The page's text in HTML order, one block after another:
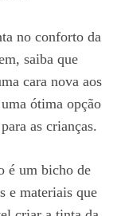
no conforto da
saiba que
cara nova aos
ótima opção
as crianças.
é um bicho de
e materiais que